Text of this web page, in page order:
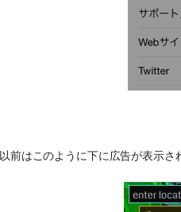
以前はこのように下に広告が表示さ